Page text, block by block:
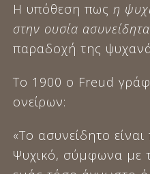
Η υπόθεση πως η
στην ουσία ασυνείδητα
παραδοχή της
Το 1900 ο Freud
ονείρων:
«Το ασυνείδητο
Ψυχικό, σύμφωνα με